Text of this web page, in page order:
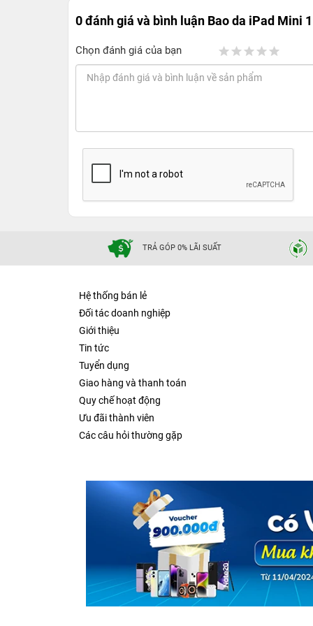
0 đánh giá và bình luận Bao da iPad Mini
Chọn đánh giá của bạn
TRẢ GÓP 0% LÃI SUẤT
Hệ thống bán lẻ
Đối tác doanh nghiệp
Giới thiệu
Tin tức
Tuyển dụng
Giao hàng và thanh toán
Quy chế hoạt động
Ưu đãi thành viên
Các câu hỏi thường gặp